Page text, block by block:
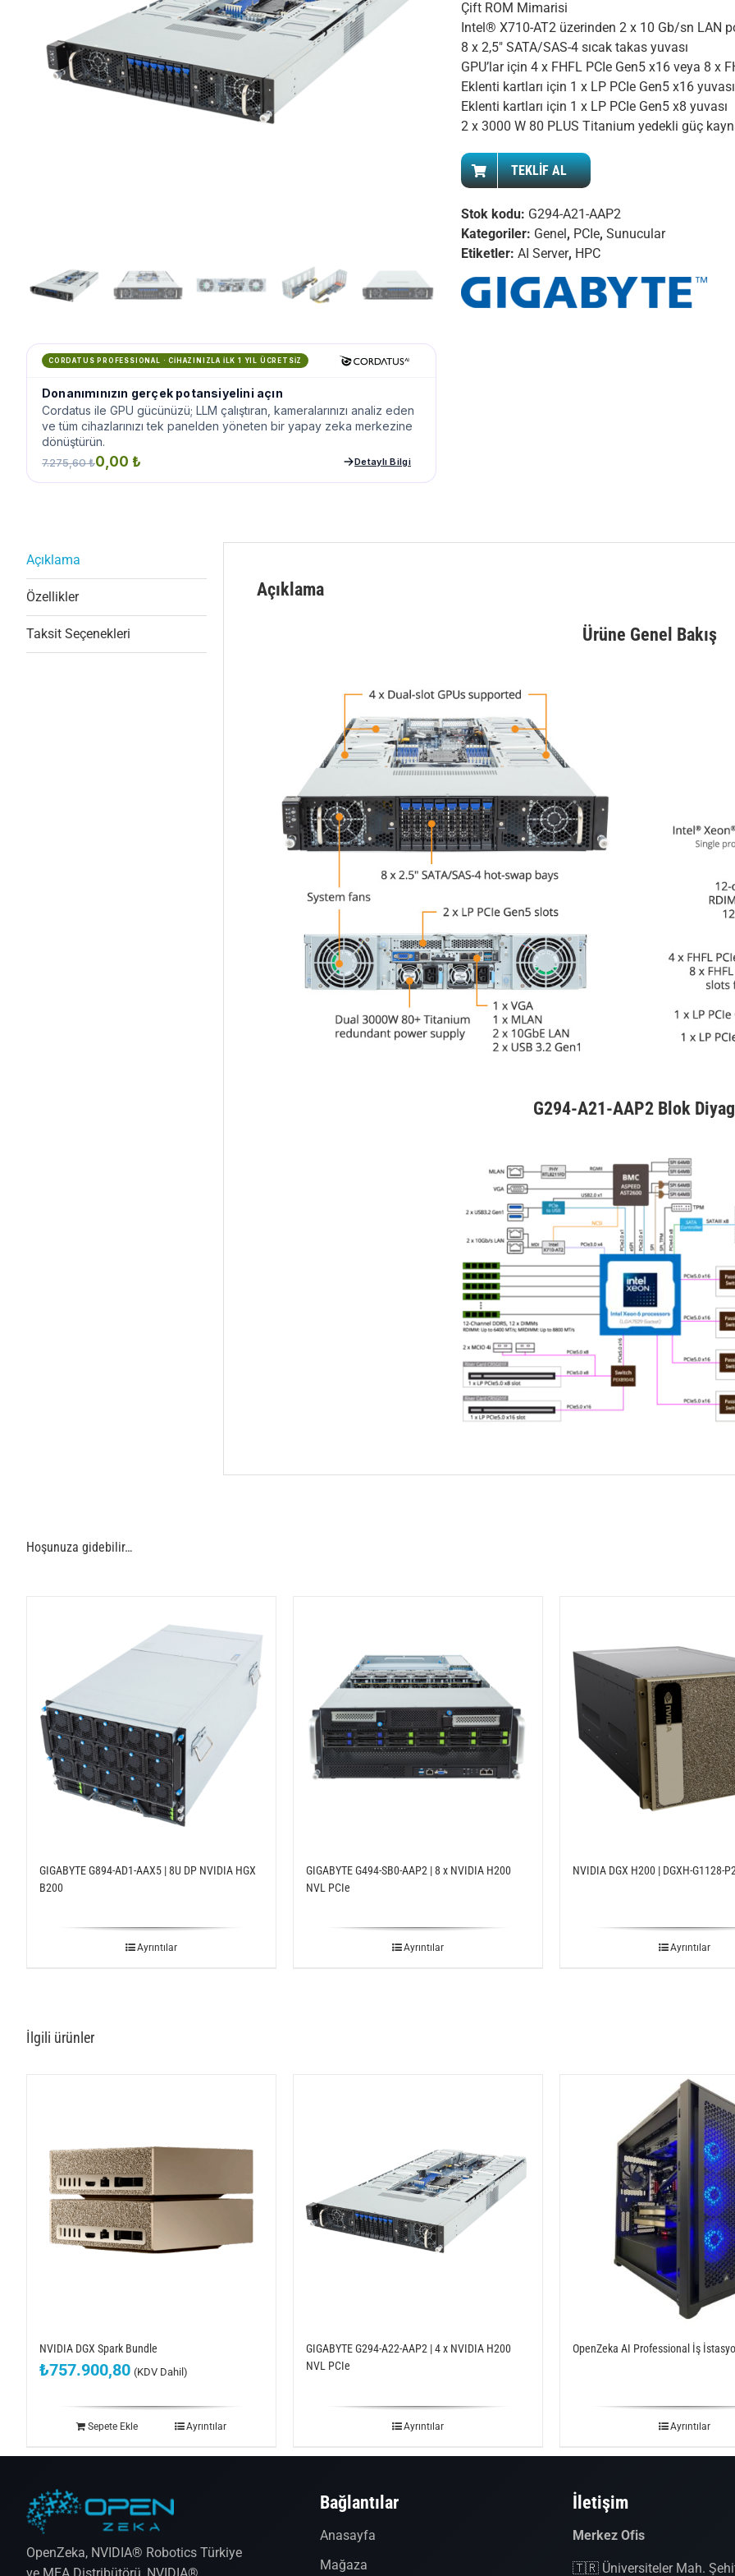
CORDATUS PROFESSIONAL · CİHAZINIZLA İLK 1 YIL ÜCRETSİZ
Donanımınızın gerçek potansiyelini açın
Cordatus ile GPU gücünüzü; LLM çalıştıran, kameralarınızı analiz eden
ve tüm cihazlarınızı tek panelden yöneten bir yapay zeka merkezine
dönüştürün.
7.275,60 ₺0,00 ₺ Detaylı Bilgi
Çift ROM Mimarisi
Intel® X710-AT2 üzerinden 2 x 10 Gb/sn LAN
8 x 2,5″ SATA/SAS-4 sıcak takas yuvası
GPU’lar için 4 x FHFL PCIe Gen5 x16 veya 8 x
Eklenti kartları için 1 x LP PCIe Gen5 x16 yuvası
Eklenti kartları için 1 x LP PCIe Gen5 x8 yuvası
2 x 3000 W 80 PLUS Titanium yedekli güç
TEKLİF AL
Stok kodu: G294-A21-AAP2
Kategoriler: Genel, PCIe, Sunucular
Etiketler: AI Server, HPC
Açıklama
Özellikler
Taksit Seçenekleri
Açıklama
Ürüne Genel Bakış
G294-A21-AAP2 Blok
Hoşunuza gidebilir…
GIGABYTE G894-AD1-AAX5 | 8U DP NVIDIA HGX
B200
Ayrıntılar
GIGABYTE G494-SB0-AAP2 | 8 x NVIDIA H200
NVL PCIe
Ayrıntılar
NVIDIA DGX H200 | DGXH-G1128-
Ayrıntılar
İlgili ürünler
NVIDIA DGX Spark Bundle
₺757.900,80 (KDV Dahil)
Sepete Ekle Ayrıntılar
GIGABYTE G294-A22-AAP2 | 4 x NVIDIA H200
NVL PCIe
Ayrıntılar
OpenZeka AI Professional İş
Ayrıntılar
OpenZeka, NVIDIA® Robotics Türkiye
Bağlantılar
Anasayfa
Mağaza
İletişim
Merkez Ofis
🇹🇷 Üniversiteler Mah.